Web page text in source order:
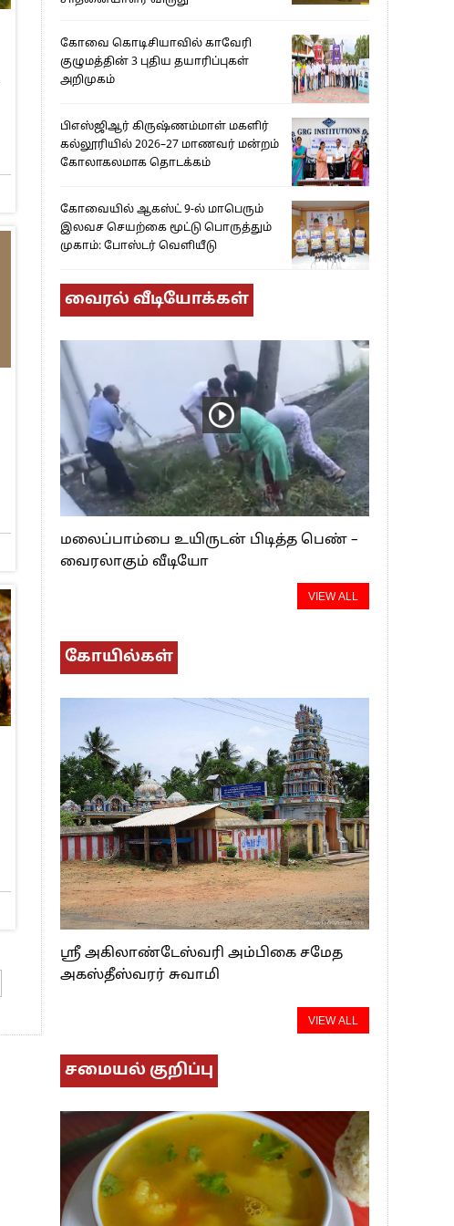
கோவை கொடிசியாவில் காவேரி
குழுமத்தின் 3 புதிய தயாரிப்புகள்
அறிமுகம்
பிஎஸ்ஜிஆர் கிருஷ்ணம்மாள் மகளிர்
கல்லூரியில் 2026–27 மாணவர் மன்றம்
கோலாகலமாக தொடக்கம்
கோவையில் ஆகஸ்ட் 9-ல் மாபெரும்
இலவச செயற்கை மூட்டு பொருத்தும்
முகாம்: போஸ்டர் வெளியீடு
வைரல் வீடியோக்கள்
மலைப்பாம்பை உயிருடன் பிடித்த பெண் –
வைரலாகும் வீடியோ
VIEW ALL
கோயில்கள்
ஸ்ரீ அகிலாண்டேஸ்வரி அம்பிகை சமேத
அகஸ்தீஸ்வரர் சுவாமி
VIEW ALL
சமையல் குறிப்பு